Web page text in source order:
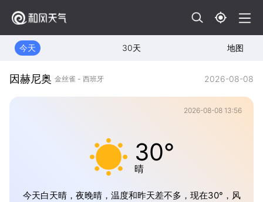
今天 30天 地图
因赫尼奥 金丝雀 - 西班牙 2026-08-08
2026-08-08 13:56
30°
晴
今天白天晴，夜晚晴，温度和昨天差不多，现在30°，风